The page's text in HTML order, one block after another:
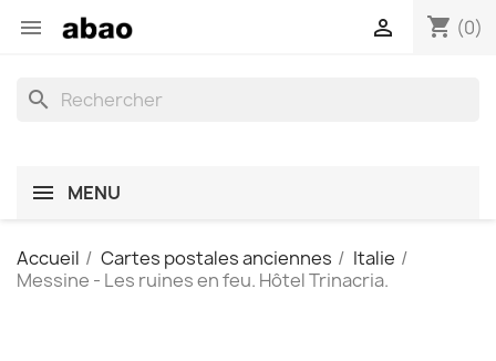
 shopping_cart (0)

search
MENU
Accueil Cartes postales anciennes
Italie
Messine - Les ruines en feu. Hôtel Trinacria.